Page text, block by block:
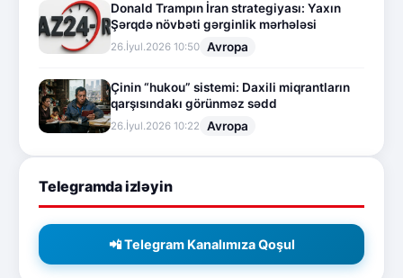
Donald Trampın İran strategiyası: Yaxın
Şərqdə növbəti gərginlik mərhələsi
26.İyul.2026 10:50 Avropa
Çinin “hukou” sistemi: Daxili miqrantların
qarşısındakı görünməz sədd
26.İyul.2026 10:22 Avropa
Telegramda izləyin
📲 Telegram Kanalımıza Qoşul